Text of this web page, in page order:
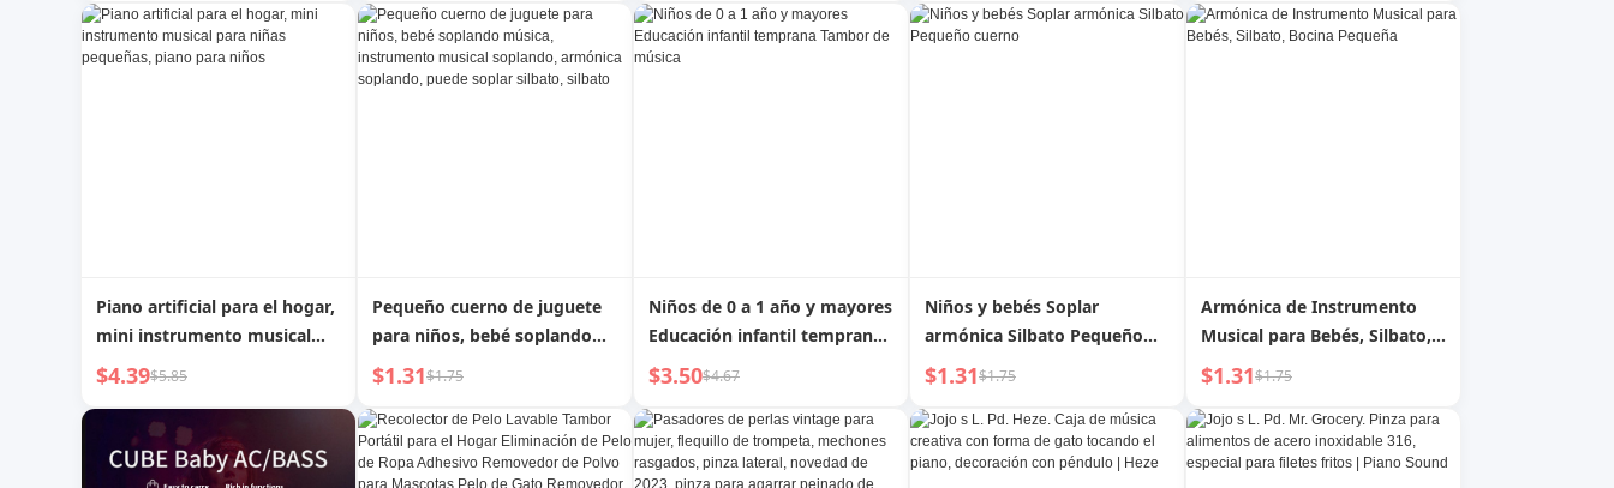
Entrenamiento de Músculos
Bucales No Tóxico
Poliedro para Niños
sopla, puede soplar, silbato
Piano artificial para el hogar,
mini instrumento musical
para niñas pequeñas, piano
para niños
$4.39$5.85
Pequeño cuerno de juguete
para niños, bebé soplando
música, instrumento musical
soplando, armónica
soplando, puede soplar
silbato, silbato
$1.31$1.75
Niños de 0 a 1 año y mayores
Educación infantil temprana
Tambor de música
$3.50$4.67
Niños y bebés Soplar
armónica Silbato Pequeño
cuerno
$1.31$1.75
Armónica de Instrumento
Musical para Bebés, Silbato,
Bocina Pequeña
$1.31$1.75